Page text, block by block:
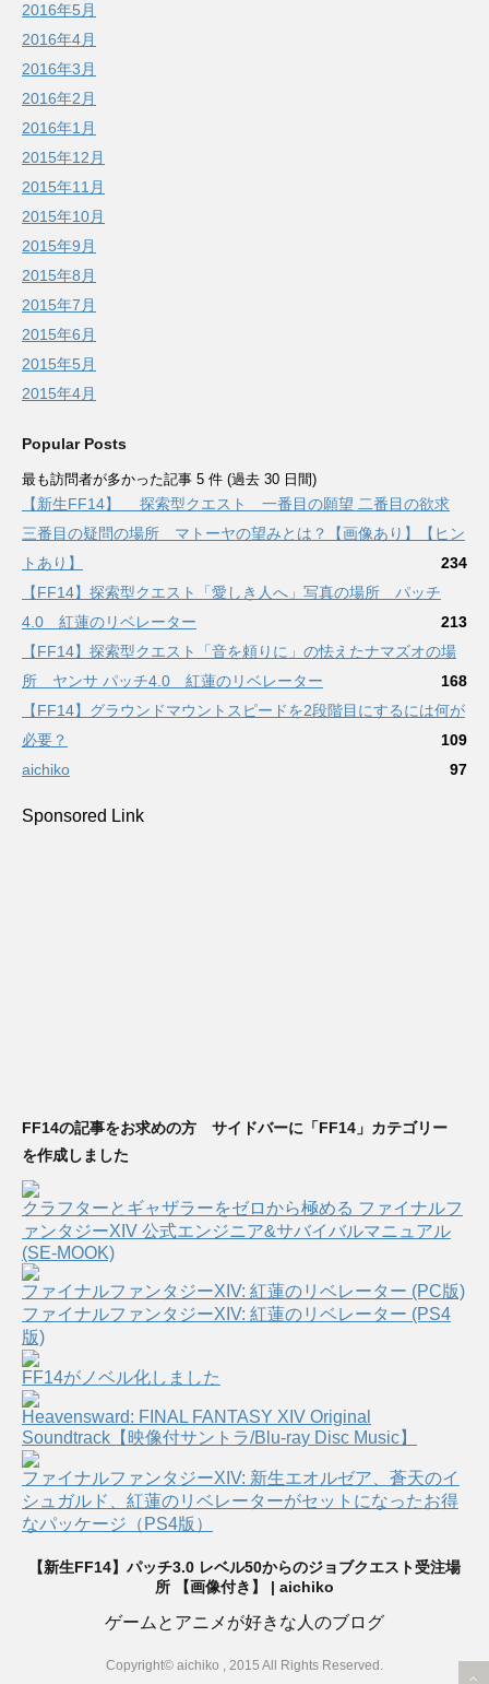
2016年5月
2016年4月
2016年3月
2016年2月
2016年1月
2015年12月
2015年11月
2015年10月
2015年9月
2015年8月
2015年7月
2015年6月
2015年5月
2015年4月
Popular Posts
最も訪問者が多かった記事 5 件 (過去 30 日間)
【新生FF14】 探索型クエスト 一番目の願望 二番目の欲求
三番目の疑問の場所 マトーヤの望みとは？【画像あり】【ヒン
トあり】
234
【FF14】探索型クエスト「愛しき人へ」写真の場所 パッチ
4.0 紅蓮のリベレーター
213
【FF14】探索型クエスト「音を頼りに」の怯えたナマズオの場
所 ヤンサ パッチ4.0 紅蓮のリベレーター
168
【FF14】グラウンドマウントスピードを2段階目にするには何が
必要？
109
aichiko
97
Sponsored Link
FF14の記事をお求めの方 サイドバーに「FF14」カテゴリー
を作成しました
クラフターとギャザラーをゼロから極める ファイナルフ
ァンタジーXIV 公式エンジニア&サバイバルマニュアル
(SE-MOOK)
ファイナルファンタジーXIV: 紅蓮のリベレーター (PC版)
ファイナルファンタジーXIV: 紅蓮のリベレーター (PS4
版)
FF14がノベル化しました
Heavensward: FINAL FANTASY XIV Original
Soundtrack【映像付サントラ/Blu-ray Disc Music】
ファイナルファンタジーXIV: 新生エオルゼア、蒼天のイ
シュガルド、紅蓮のリベレーターがセットになったお得
なパッケージ（PS4版）
【新生FF14】パッチ3.0 レベル50からのジョブクエスト受注場
所 【画像付き】 | aichiko
ゲームとアニメが好きな人のブログ
Copyright© aichiko , 2015 All Rights Reserved.